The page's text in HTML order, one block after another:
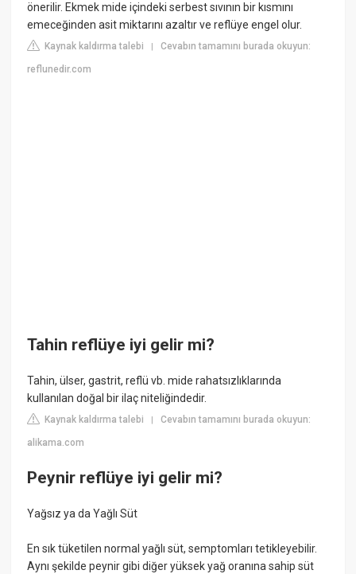
önerilir. Ekmek mide içindeki serbest sıvının bir kısmını
emeceğinden asit miktarını azaltır ve reflüye engel olur.
Kaynak kaldırma talebi |Cevabın tamamını burada okuyun:
reflunedir.com
Tahin reflüye iyi gelir mi?
Tahin, ülser, gastrit, reflü vb. mide rahatsızlıklarında
kullanılan doğal bir ilaç niteliğindedir.
Kaynak kaldırma talebi |Cevabın tamamını burada okuyun:
alikama.com
Peynir reflüye iyi gelir mi?
Yağsız ya da Yağlı Süt
En sık tüketilen normal yağlı süt, semptomları tetikleyebilir.
Aynı şekilde peynir gibi diğer yüksek yağ oranına sahip süt